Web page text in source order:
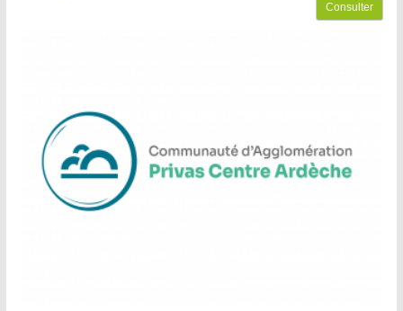
Consulter